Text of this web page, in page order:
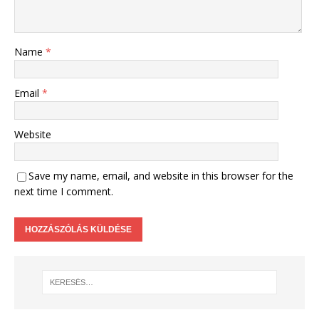
Name *
Email *
Website
Save my name, email, and website in this browser for the
next time I comment.